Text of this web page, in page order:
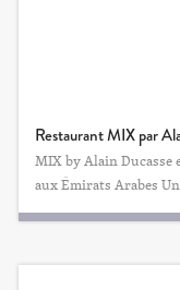
Restaurant MIX par
MIX by Alain Ducasse
aux Émirats Arabes